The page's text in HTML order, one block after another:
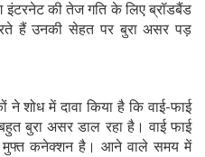
की तेज गति के लिए ब्रॉडबैंड
हैं उनकी सेहत पर बुरा असर पड़
ने शोध में दावा किया है कि वाई-फाई
बुरा असर डाल रहा है। वाई फाई
मुफ्त कनेक्शन है। आने वाले समय में